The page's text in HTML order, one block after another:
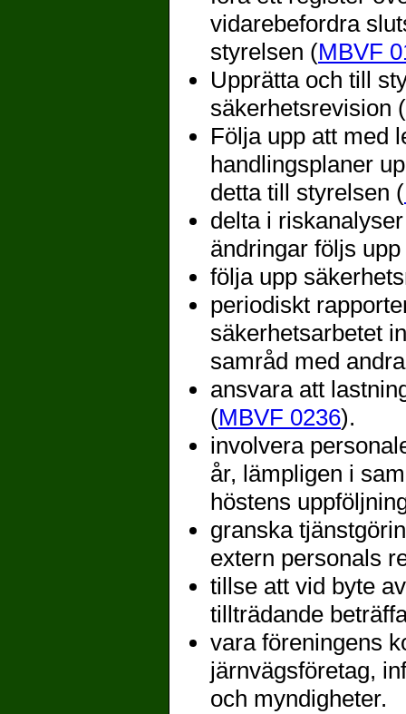
vidarebefordra
styrelsen (MBVF
Upprätta och till
säkerhetsrevision (
Följa upp att med
handlingsplaner
detta till styrelsen (
delta i
ändringar följs upp
följa upp
periodiskt
säkerhetsarbetet
samråd med
ansvara att
(MBVF 0236).
involvera
år, lämpligen i
höstens
granska
extern personals
tillse att vid byte
tillträdande
vara föreningens
järnvägsföretag,
och myndigheter.